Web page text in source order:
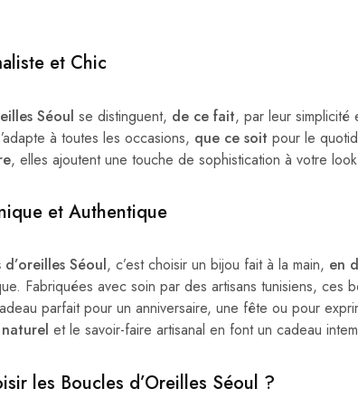
et Chic
Séoul se distinguent, de ce fait, par leur
à toutes les occasions, que ce soit pour le
, elles ajoutent une touche de sophistication à votre
et Authentique
d’oreilles Séoul, c’est choisir un bijou fait à la main, en
Fabriquées avec soin par des artisans tunisiens, ces
parfait pour un anniversaire, une fête ou pour
et le savoir-faire artisanal en font un cadeau
les Boucles d’Oreilles Séoul ?